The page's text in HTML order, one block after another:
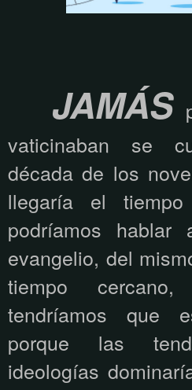
JAMÁS
vaticinaban se
década de los
llegaría el
podríamos hablar
evangelio, del
tiempo
tendríamos que
porque las
ideologías